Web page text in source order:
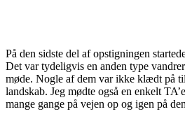
På den sidste del af opstigningen
Det var tydeligvis en anden type
møde. Nogle af dem var ikke klædt på
landskab. Jeg mødte også en enkelt
mange gange på vejen op og igen på